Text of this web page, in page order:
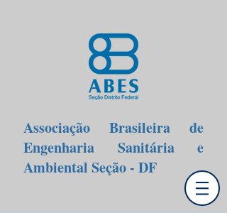
Associação Brasileira de
Engenharia Sanitária e
Ambiental Seção - DF